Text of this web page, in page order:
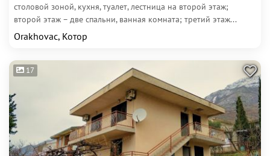
столовой зоной, кухня, туалет, лестница на второй этаж;
второй этаж – две спальни, ванная комната; третий этаж...
Orakhovac, Котор
17